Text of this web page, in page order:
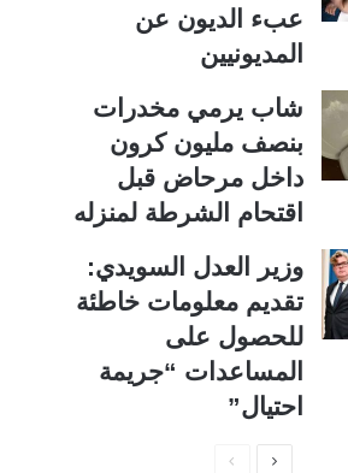
عبء الديون عن
المديونيين
شاب يرمي مخدرات
بنصف مليون كرون
داخل مرحاض قبل
اقتحام الشرطة لمنزله
وزير العدل السويدي:
تقديم معلومات خاطئة
للحصول على
المساعدات “جريمة
احتيال”